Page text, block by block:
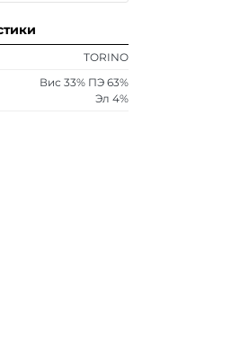
TORINO
Вис 33% ПЭ 63%
Эл 4%